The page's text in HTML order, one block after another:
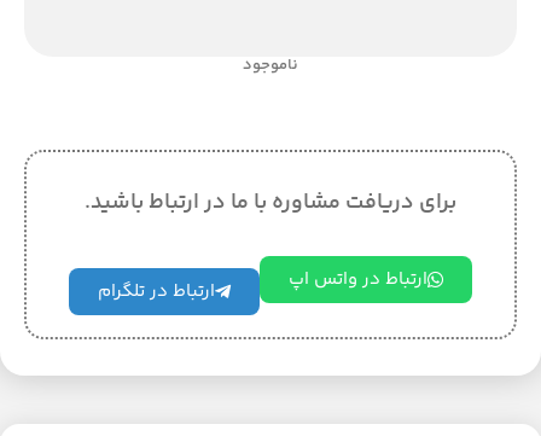
ناموجود
برای دریافت مشاوره با ما در ارتباط باشید.
ارتباط در واتس اپ ارتباط در تلگرام